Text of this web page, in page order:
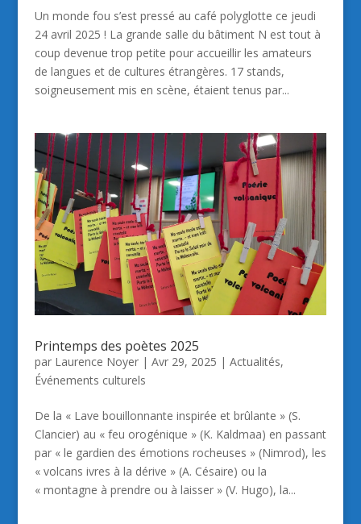
Un monde fou s’est pressé au café polyglotte ce jeudi
24 avril 2025 ! La grande salle du bâtiment N est tout à
coup devenue trop petite pour accueillir les amateurs
de langues et de cultures étrangères. 17 stands,
soigneusement mis en scène, étaient tenus par...
Printemps des poètes 2025
par Laurence Noyer| Avr 29, 2025 | Actualités,
Événements culturels
De la « Lave bouillonnante inspirée et brûlante » (S.
Clancier) au « feu orogénique » (K. Kaldmaa) en passant
par « le gardien des émotions rocheuses » (Nimrod), les
« volcans ivres à la dérive » (A. Césaire) ou la
« montagne à prendre ou à laisser » (V. Hugo), la...